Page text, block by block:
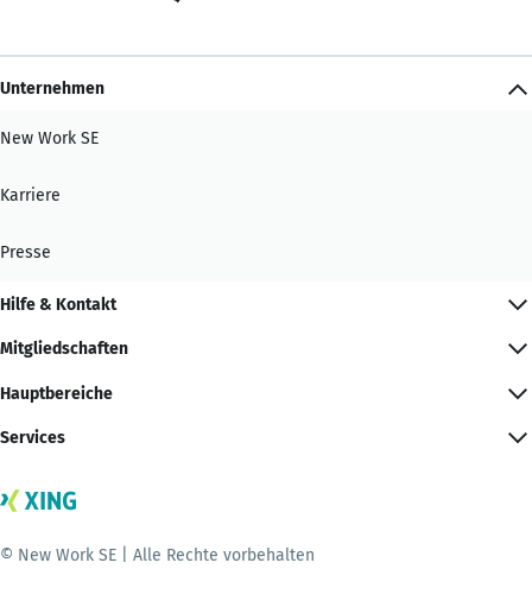
Unternehmen
New Work SE
Karriere
Presse
Hilfe & Kontakt
Mitgliedschaften
Hauptbereiche
Services
© New Work SE | Alle Rechte vorbehalten